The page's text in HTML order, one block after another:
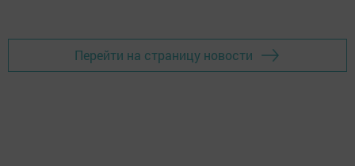
Перейти на страницу новости